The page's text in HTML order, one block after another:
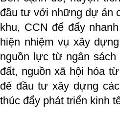
đầu tư với những dự án
khu, CCN để đẩy
hiện nhiệm vụ xây
nguồn lực từ ngân
đất, nguồn xã hội hóa
để đầu tư xây dựng
thúc đẩy phát triển kinh